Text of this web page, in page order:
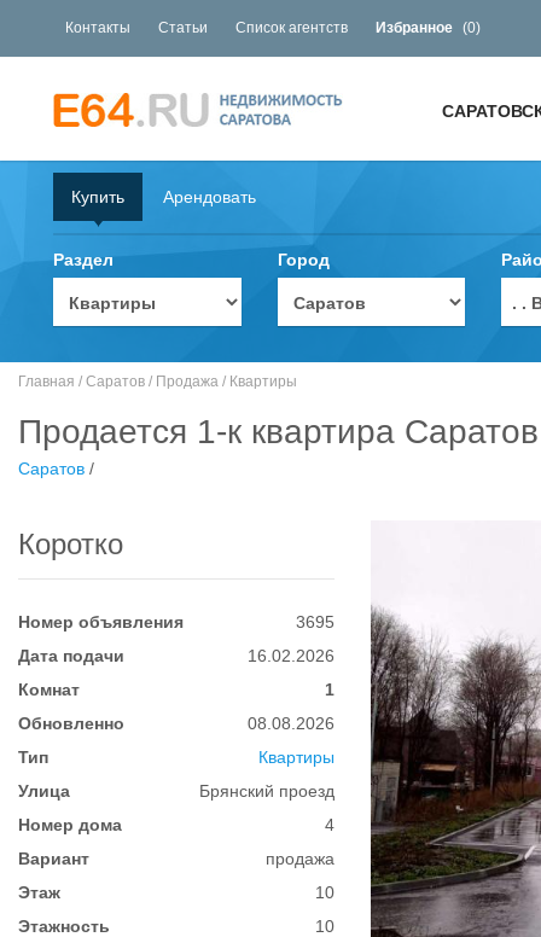
Контакты Статьи Список агентств Избранное (0)
Купить Арендовать
Раздел Город
. .
Главная / Саратов / Продажа / Квартиры
Продается 1-к квартира
Саратов /
Коротко
Номер объявления
3695
Дата подачи
16.02.2026
Комнат
1
Обновленно
08.08.2026
Тип
Квартиры
Улица
Брянский проезд
Номер дома
4
Вариант
продажа
Этаж
10
Этажность
10